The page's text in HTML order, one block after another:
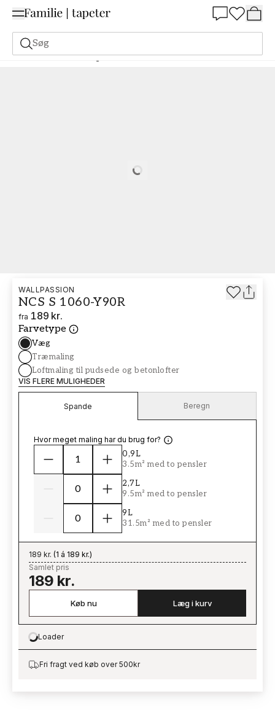
Søg
Malerfarve Bestilling Udfra NCS Bestil efter NCS 1060-Y90R
Loading…
WALLPASSION
NCS S 1060-Y90R
fra 189 kr.
Farvetype
Væg
Træmaling
Loftmaling til pudsede og betonlofter
VIS FLERE MULIGHEDER
Spande Beregn
Hvor meget maling har du brug for?
0,9L
3.5m² med to pensler
2,7L
9.5m² med to pensler
9L
31.5m² med to pensler
189 kr. (1 á 189 kr.)
Samlet pris
189 kr.
Køb nu Læg i kurv
Loading…
Loader
Fri fragt ved køb over 500kr